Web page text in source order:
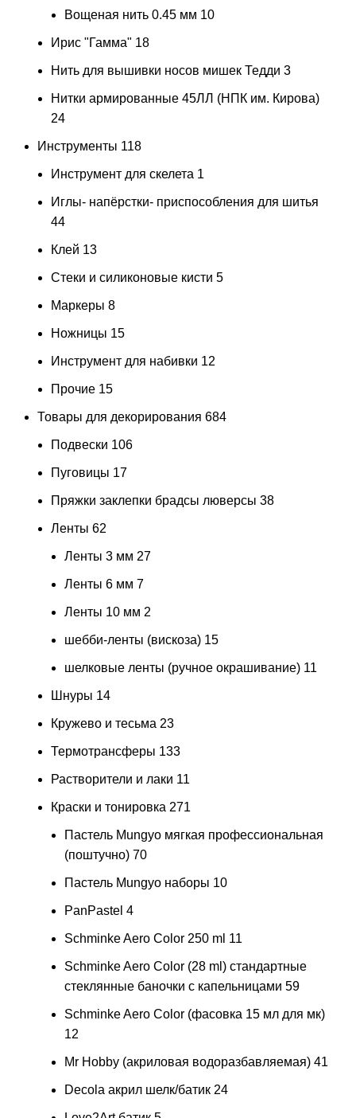
Вощеная нить 0.45 мм 10
Ирис "Гамма" 18
Нить для вышивки носов мишек Тедди 3
Нитки армированные 45ЛЛ (НПК им. Кирова)
24
Инструменты 118
Инструмент для скелета 1
Иглы- напёрстки- приспособления для шитья
44
Клей 13
Стеки и силиконовые кисти 5
Маркеры 8
Ножницы 15
Инструмент для набивки 12
Прочие 15
Товары для декорирования 684
Подвески 106
Пуговицы 17
Пряжки заклепки брадсы люверсы 38
Ленты 62
Ленты 3 мм 27
Ленты 6 мм 7
Ленты 10 мм 2
шебби-ленты (вискоза) 15
шелковые ленты (ручное окрашивание) 11
Шнуры 14
Кружево и тесьма 23
Термотрансферы 133
Растворители и лаки 11
Краски и тонировка 271
Пастель Mungyo мягкая профессиональная
(поштучно) 70
Пастель Mungyo наборы 10
PanPastel 4
Schminke Aero Color 250 ml 11
Schminke Aero Color (28 ml) стандартные
стеклянные баночки с капельницами 59
Schminke Aero Color (фасовка 15 мл для мк)
12
Mr Hobby (акриловая водоразбавляемая) 41
Decola акрил шелк/батик 24